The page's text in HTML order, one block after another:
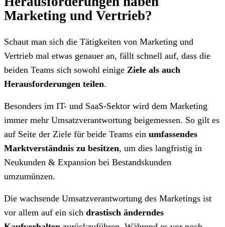
Marketing und Vertrieb?
Schaut man sich die Tätigkeiten von Marketing und
Vertrieb mal etwas genauer an, fällt schnell auf, dass die
beiden Teams sich sowohl einige Ziele als auch
Herausforderungen teilen.
Besonders im IT- und SaaS-Sektor wird dem Marketing
immer mehr Umsatzverantwortung beigemessen. So gilt es
auf Seite der Ziele für beide Teams ein umfassendes
Marktverständnis zu besitzen, um dies langfristig in
Neukunden & Expansion bei Bestandskunden
umzumünzen.
Die wachsende Umsatzverantwortung des Marketings ist
vor allem auf ein sich drastisch änderndes